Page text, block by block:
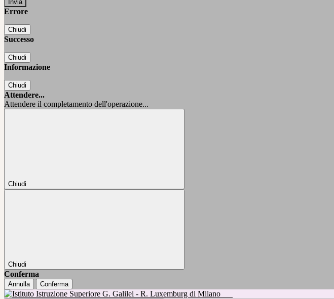
Errore
Chiudi
Successo
Chiudi
Informazione
Chiudi
Attendere...
Attendere il completamento dell'operazione...
Chiudi
Chiudi
Conferma
Annulla Conferma